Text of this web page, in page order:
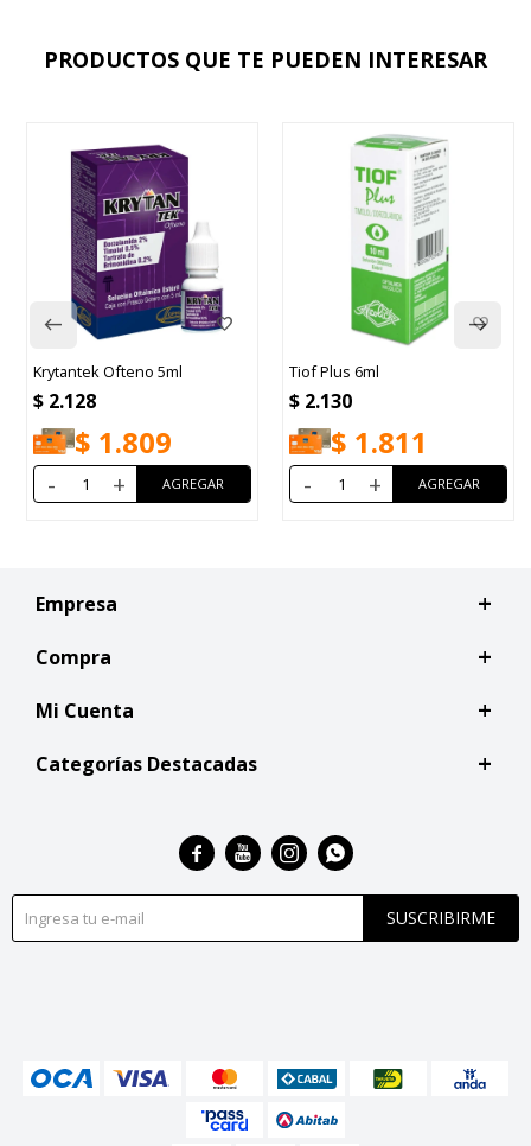
PRODUCTOS QUE TE PUEDEN INTERESAR
5ml Tiof Plus 6ml
- + - +
Empresa
Compra
Mi Cuenta
Categorías Destacadas
SUSCRIBIRME
   